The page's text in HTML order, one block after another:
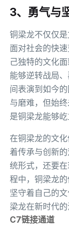
3、勇气与
铜梁龙不仅仅是
面对社会的快
己独特的文化
能够逆转战局
间表演到如今
与磨难，但始
是铜梁龙能够屹
在铜梁龙的文
着传承与创新
统形式，还要
程中，铜梁龙的
坚守着自己的
梁龙在新时代
C7链接通道